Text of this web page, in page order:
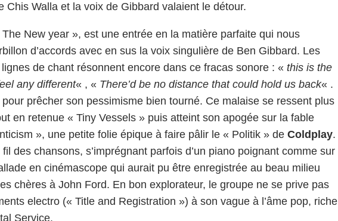
Chis Walla et la voix de Gibbard valaient le détour.
New year », est une entrée en la matière parfaite qui nous
d’accords avec en sus la voix singulière de Ben Gibbard. Les
de chant résonnent encore dans ce fracas sonore : « this is the
any different« , « There’d be no distance that could hold us back« .
prêcher son pessimisme bien tourné. Ce malaise se ressent plus
en retenue « Tiny Vessels » puis atteint son apogée sur la fable
», une petite folie épique à faire pâlir le « Politik » de Coldplay.
des chansons, s’imprégnant parfois d’un piano poignant comme sur
en cinémascope qui aurait pu être enregistrée au beau milieu
chères à John Ford. En bon explorateur, le groupe ne se prive pas
electro (« Title and Registration ») à son vague à l’âme pop, riche
Service.